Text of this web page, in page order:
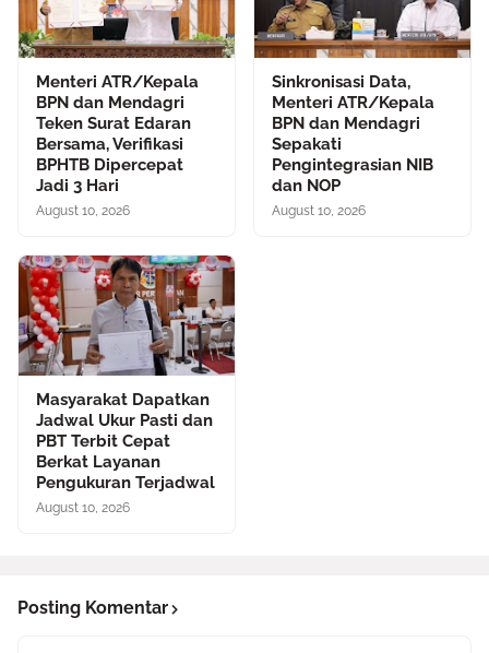
Menteri ATR/Kepala
BPN dan Mendagri
Teken Surat Edaran
Bersama, Verifikasi
BPHTB Dipercepat
Jadi 3 Hari
August 10, 2026
Sinkronisasi Data,
Menteri ATR/Kepala
BPN dan Mendagri
Sepakati
Pengintegrasian NIB
dan NOP
August 10, 2026
Masyarakat Dapatkan
Jadwal Ukur Pasti dan
PBT Terbit Cepat
Berkat Layanan
Pengukuran Terjadwal
August 10, 2026
Posting Komentar